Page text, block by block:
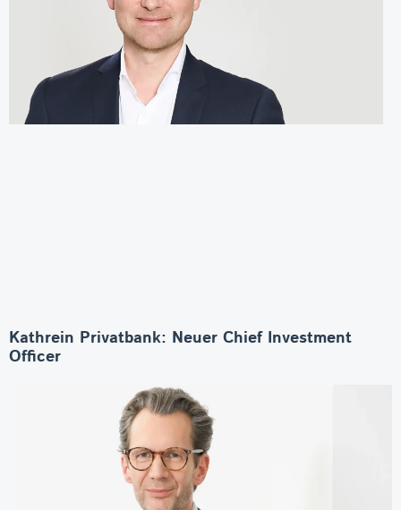
Kathrein Privatbank: Neuer Chief Investment
Officer